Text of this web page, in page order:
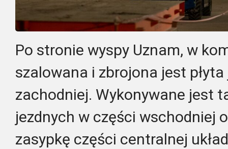
Po stronie wyspy Uznam, w
szalowana i zbrojona jest
zachodniej. Wykonywane jest
jezdnych w części wschodniej
zasypkę części centralnej